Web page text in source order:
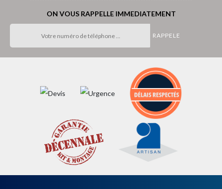
ON VOUS RAPPELLE IMMEDIATEMENT